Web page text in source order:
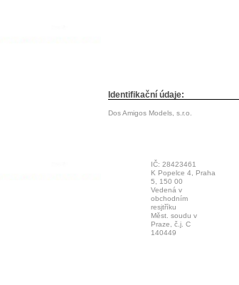
Identifikační údaje:
Dos Amigos Models, s.r.o.
IČ: 28423461
K Popelce 4, Praha
5, 150 00
Vedená v
obchodním
resjtříku
Měst. soudu v
Praze, č.j. C
140449